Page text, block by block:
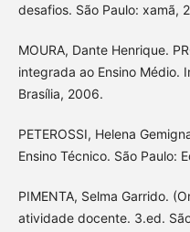
desafios. São Paulo: xamã,
MOURA, Dante Henrique.
integrada ao Ensino Médio.
Brasília, 2006.
PETEROSSI, Helena
Ensino Técnico. São Paulo:
PIMENTA, Selma Garrido.
atividade docente. 3.ed.